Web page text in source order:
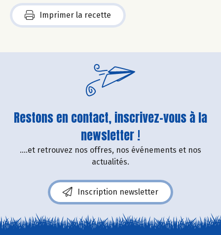
Imprimer la recette
Restons en contact, inscrivez-vous à la
newsletter !
....et retrouvez nos offres, nos événements et nos
actualités.
Inscription newsletter